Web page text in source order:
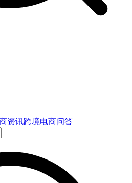
资讯跨境电商问答